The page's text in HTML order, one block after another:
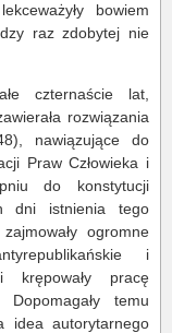
bowiem
raz zdobytej nie
czternaście lat,
rozwiązania
nawiązujące do
Praw Człowieka i
do konstytucji
dni istnienia tego
ogromne
i
krępowały pracę
Dopomagały temu
idea autorytarnego